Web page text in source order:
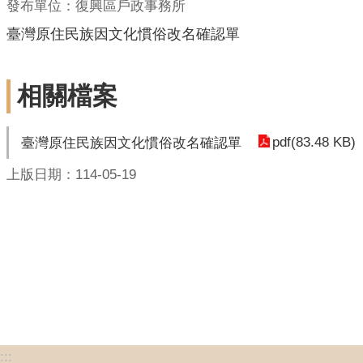
發布單位：復興區戶政事務所
臺灣原住民族因文化慣俗改名確認單
相關檔案
臺灣原住民族因文化慣俗改名確認單 pdf(83.48 KB)
上版日期：114-05-19
:::